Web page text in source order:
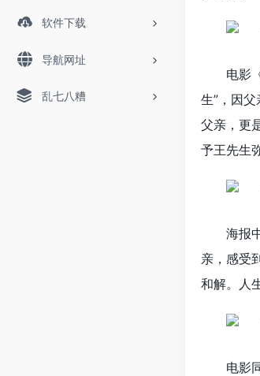
软件下载
导航网址
乱七八糟
电影
生”，因
父亲，更
予王先生
海报
亲，感受
和解。人
电影